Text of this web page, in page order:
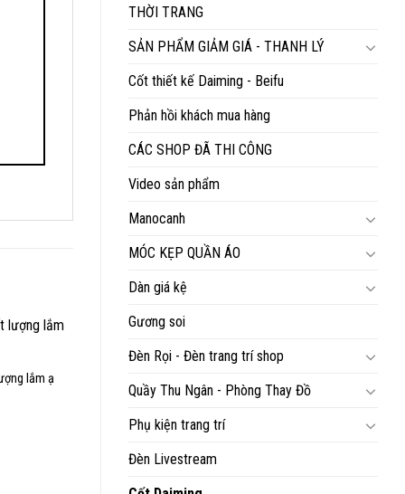
THỜI TRANG
SẢN PHẨM GIẢM GIÁ - THANH LÝ
Cốt thiết kế Daiming - Beifu
Phản hồi khách mua hàng
CÁC SHOP ĐÃ THI CÔNG
Video sản phẩm
Manocanh
MÓC KẸP QUẦN ÁO
Dàn giá kệ
Gương soi
Đèn Rọi - Đèn trang trí shop
Quầy Thu Ngân - Phòng Thay Đồ
Phụ kiện trang trí
Đèn Livestream
lắm ạ